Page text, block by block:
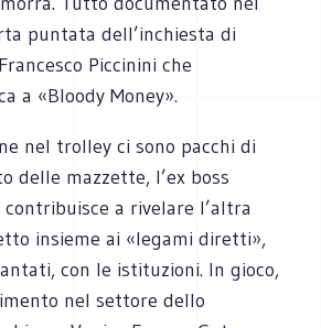
puntata dell’inchiesta di
Piccinini che
a «Bloody Money».
nel trolley ci sono pacchi di
delle mazzette, l’ex boss
a rivelare l’altra
insieme ai «legami diretti»,
con le istituzioni. In gioco,
nel settore dello